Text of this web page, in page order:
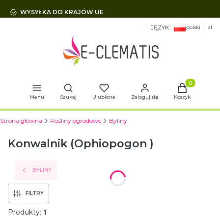
WYSYŁKA DO KRAJÓW UE
JĘZYK: polski zł
Menu
Otwórz wyszukiwarkę
Szukaj Ulubione Zaloguj się
Produkty
Koszyk
Strona główna Rośliny ogrodowe Byliny
Konwalnik (Ophiopogon )
BYLINY
FILTRY
Produkty: 1